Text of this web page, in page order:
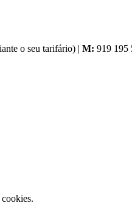
o seu tarifário) | M: 919 195